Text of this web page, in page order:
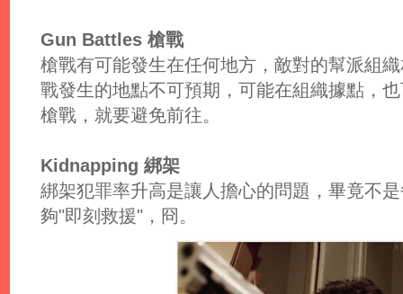
Gun Battles 槍戰
槍戰有可能發生在任何地方，敵對的幫派組
戰發生的地點不可預期，可能在組織據點，
槍戰，就要避免前往。
Kidnapping 綁架
綁架犯罪率升高是讓人擔心的問題，畢竟不
夠"即刻救援"，冏。